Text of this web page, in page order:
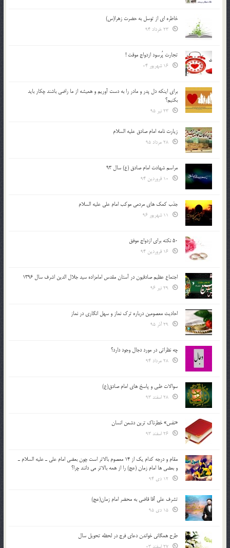
خاطره ای از توسل به حضرت زهرا(س)
تجارت پُرسود ازدواج موقت !
براي اينكه دل پدر و مادر را به دست آوريم و هميشه از ما راضي باشند چكار بايد
بكنيم؟
زیارت نامه امام صادق علیه السلام
مراسم شهادت امام صادق (ع) سال 93
جذب کمک های مردمی موکب امام علی علیه السلام
50 نکته برای ازدواج موفق
اجتماع عظیم صادقیون در آستان مقدس امامزاده سید جلال الدین اشرف سال 1396
احادیث معصومین درباره ترک نماز و سهل انگاری در نماز
چه نظراتی در مورد دجال وجود دارد؟
سوالات طبی و پاسخ های امام صادق(ع)
«نفس» خطرناک ترین دشمن انسان
مقام و درجه كدام يك از 14 معصوم بالاتر است چون بعضي امام علي ـ عليه السلام ـ
و بعضي ها امام زمان (عج) را از همه بالاتر مي دانند چرا؟
تشرف علي آقا قاضي به محضر امام زمان(عج)
طرح همگانی خواندن دعای فرج در لحظه تحویل سال